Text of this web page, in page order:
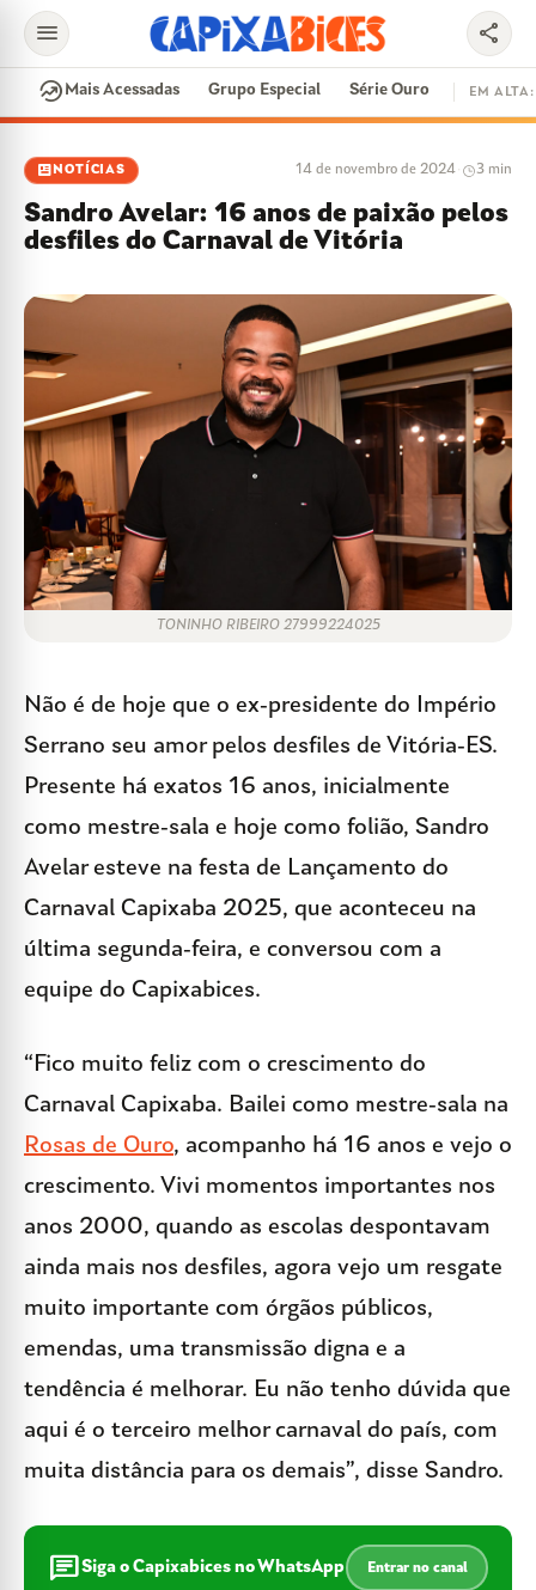
search
EM ALTA
DISPUTA DE SAMBA SAMBA-ENREDO
menu share
whatshot Mais Acessadas Grupo Especial Série Ouro EM ALTA:
TONINHO RIBEIRO 27999224025
newsmode NOTÍCIAS 14 de novembro de 2024· 3 min
Sandro Avelar: 16 anos de paixão pelos
desfiles do Carnaval de Vitória
Não é de hoje que o ex-presidente do Império
Serrano seu amor pelos desfiles de Vitória-ES.
Presente há exatos 16 anos, inicialmente
como mestre-sala e hoje como folião, Sandro
Avelar esteve na festa de Lançamento do
Carnaval Capixaba 2025, que aconteceu na
última segunda-feira, e conversou com a
equipe do Capixabices.
“Fico muito feliz com o crescimento do
Carnaval Capixaba. Bailei como mestre-sala na
Rosas de Ouro, acompanho há 16 anos e vejo o
crescimento. Vivi momentos importantes nos
anos 2000, quando as escolas despontavam
ainda mais nos desfiles, agora vejo um resgate
muito importante com órgãos públicos,
emendas, uma transmissão digna e a
tendência é melhorar. Eu não tenho dúvida que
aqui é o terceiro melhor carnaval do país, com
muita distância para os demais”, disse Sandro.
chatSiga o Capixabices no WhatsApp Entrar no canal